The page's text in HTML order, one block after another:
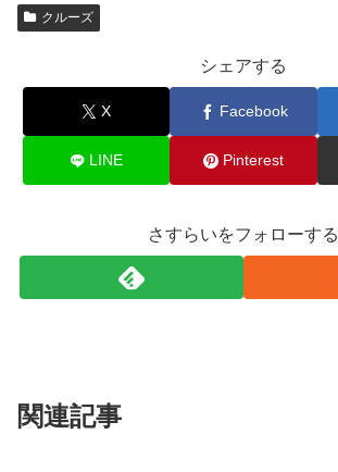
クルーズ
シェアする
X Facebook
LINE Pinterest
さすらいをフォローする
関連記事